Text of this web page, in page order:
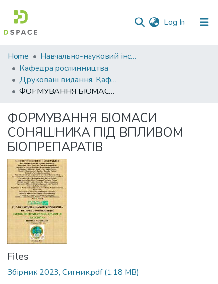
Log In (current)
Communities
&
Collections
Statistics
Home
Навчально-науковий інститут агротехнологій, селекції та екології
Кафедра рослинництва
Друковані видання. Кафедра рослинництва
ФОРМУВАННЯ БІОМАСИ СОНЯШНИКА ПІД ВПЛИВОМ БІОПРЕПАРАТІВ
ФОРМУВАННЯ БІОМАСИ
СОНЯШНИКА ПІД ВПЛИВОМ
БІОПРЕПАРАТІВ
Files
Збірник 2023, Ситник.pdf(1.18 MB)